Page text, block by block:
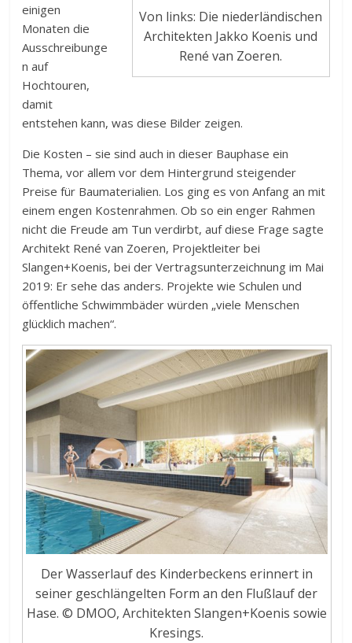
Von links: Die niederländischen
Architekten Jakko Koenis und
René van Zoeren.
einigen
Monaten die
Ausschreibunge
n auf
Hochtouren,
damit
entstehen kann, was diese Bilder zeigen.
Die Kosten – sie sind auch in dieser Bauphase ein
Thema, vor allem vor dem Hintergrund steigender
Preise für Baumaterialien. Los ging es von Anfang an mit
einem engen Kostenrahmen. Ob so ein enger Rahmen
nicht die Freude am Tun verdirbt, auf diese Frage sagte
Architekt René van Zoeren, Projektleiter bei
Slangen+Koenis, bei der Vertragsunterzeichnung im Mai
2019: Er sehe das anders. Projekte wie Schulen und
öffentliche Schwimmbäder würden „viele Menschen
glücklich machen“.
Der Wasserlauf des Kinderbeckens erinnert in
seiner geschlängelten Form an den Flußlauf der
Hase. © DMOO, Architekten Slangen+Koenis sowie
Kresings.